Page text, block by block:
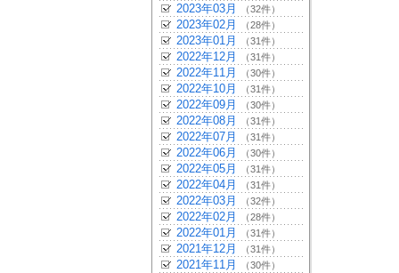
2023年03月 （32件）
2023年02月 （28件）
2023年01月 （31件）
2022年12月 （31件）
2022年11月 （30件）
2022年10月 （31件）
2022年09月 （30件）
2022年08月 （31件）
2022年07月 （31件）
2022年06月 （30件）
2022年05月 （31件）
2022年04月 （31件）
2022年03月 （32件）
2022年02月 （28件）
2022年01月 （31件）
2021年12月 （31件）
2021年11月 （30件）